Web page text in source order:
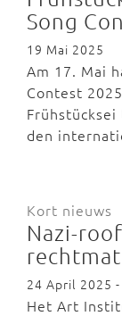
Song
19 Mai 2025
Am 17. Mai
Contest
den
Kort nieuws
Nazi-
24 April 2025
Het Art